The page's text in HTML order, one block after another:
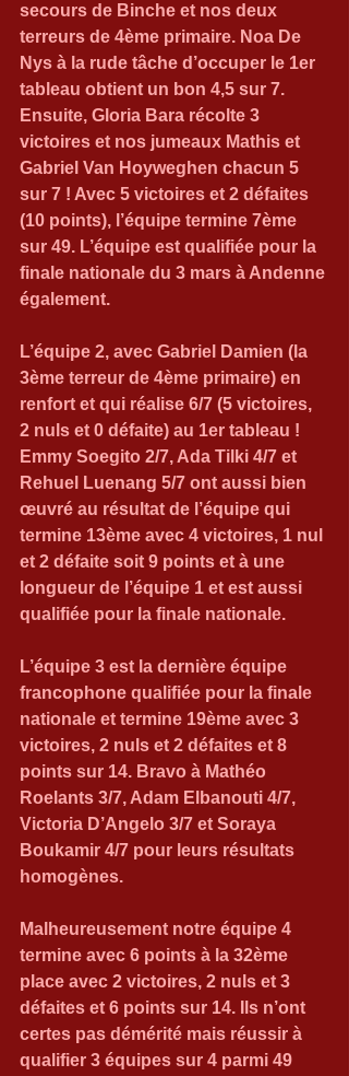
secours de Binche et nos deux
terreurs de 4ème primaire. Noa De
Nys à la rude tâche d’occuper le 1er
tableau obtient un bon 4,5 sur 7.
Ensuite, Gloria Bara récolte 3
victoires et nos jumeaux Mathis et
Gabriel Van Hoyweghen chacun 5
sur 7 ! Avec 5 victoires et 2 défaites
(10 points), l’équipe termine 7ème
sur 49. L’équipe est qualifiée pour la
finale nationale du 3 mars à Andenne
également.
L’équipe 2, avec Gabriel Damien (la
3ème terreur de 4ème primaire) en
renfort et qui réalise 6/7 (5 victoires,
2 nuls et 0 défaite) au 1er tableau !
Emmy Soegito 2/7, Ada Tilki 4/7 et
Rehuel Luenang 5/7 ont aussi bien
œuvré au résultat de l’équipe qui
termine 13ème avec 4 victoires, 1 nul
et 2 défaite soit 9 points et à une
longueur de l’équipe 1 et est aussi
qualifiée pour la finale nationale.
L’équipe 3 est la dernière équipe
francophone qualifiée pour la finale
nationale et termine 19ème avec 3
victoires, 2 nuls et 2 défaites et 8
points sur 14. Bravo à Mathéo
Roelants 3/7, Adam Elbanouti 4/7,
Victoria D’Angelo 3/7 et Soraya
Boukamir 4/7 pour leurs résultats
homogènes.
Malheureusement notre équipe 4
termine avec 6 points à la 32ème
place avec 2 victoires, 2 nuls et 3
défaites et 6 points sur 14. Ils n’ont
certes pas démérité mais réussir à
qualifier 3 équipes sur 4 parmi 49